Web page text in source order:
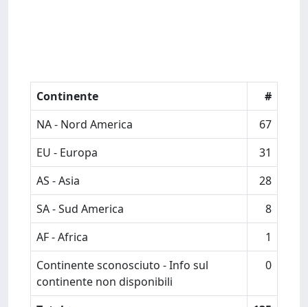
Continente
#
NA - Nord America
67
EU - Europa
31
AS - Asia
28
SA - Sud America
8
AF - Africa
1
Continente sconosciuto - Info sul
continente non disponibili
0